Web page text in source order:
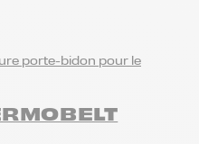
porte-bidon pour le